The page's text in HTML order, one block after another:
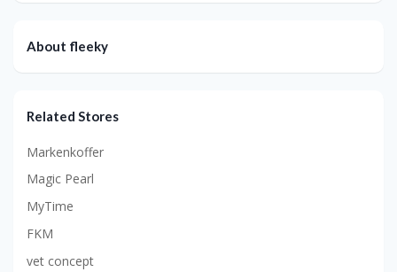
About fleeky
Related Stores
Markenkoffer
Magic Pearl
MyTime
FKM
vet concept